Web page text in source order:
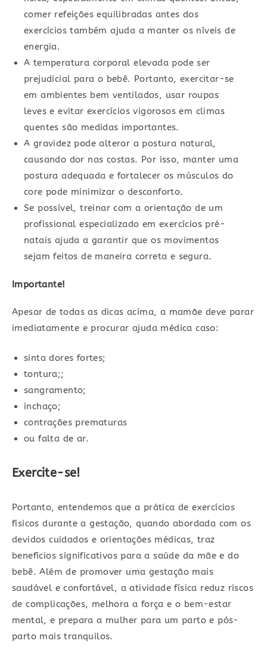
comer refeições equilibradas antes dos
exercícios também ajuda a manter os níveis de
energia.
A temperatura corporal elevada pode ser
prejudicial para o bebê. Portanto, exercitar-se
em ambientes bem ventilados, usar roupas
leves e evitar exercícios vigorosos em climas
quentes são medidas importantes.
A gravidez pode alterar a postura natural,
causando dor nas costas. Por isso, manter uma
postura adequada e fortalecer os músculos do
core pode minimizar o desconforto.
Se possível, treinar com a orientação de um
profissional especializado em exercícios pré-
natais ajuda a garantir que os movimentos
sejam feitos de maneira correta e segura.
Importante!
Apesar de todas as dicas acima, a mamãe deve parar
imediatamente e procurar ajuda médica caso:
sinta dores fortes;
tontura;;
sangramento;
inchaço;
contrações prematuras
ou falta de ar.
Exercite-se!
Portanto, entendemos que a prática de exercícios
físicos durante a gestação, quando abordada com os
devidos cuidados e orientações médicas, traz
benefícios significativos para a saúde da mãe e do
bebê. Além de promover uma gestação mais
saudável e confortável, a atividade física reduz riscos
de complicações, melhora a força e o bem-estar
mental, e prepara a mulher para um parto e pós-
parto mais tranquilos.